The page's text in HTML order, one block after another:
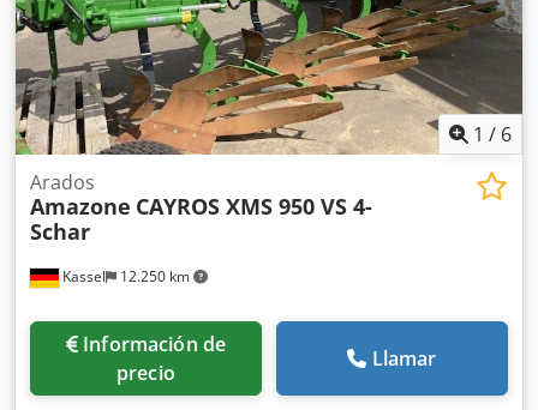
1 / 6
Kassel 12.250 km
Arados
Amazone CAYROS XMS 950 VS 4-
Schar
Información de
precio
Llamar